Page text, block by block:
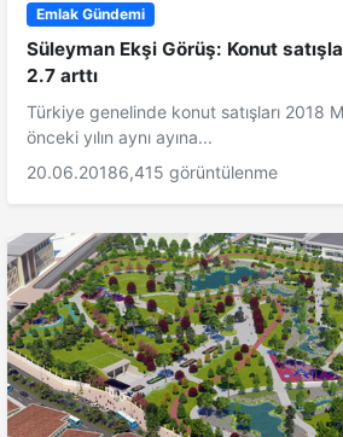
Emlak Gündemi
Süleyman Ekşi Görüş: Konut
2.7 arttı
Türkiye genelinde konut satışları 2018
önceki yılın aynı ayına...
20.06.20186,415 görüntülenme